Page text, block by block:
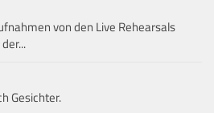
von den Live Rehearsals
Gesichter.